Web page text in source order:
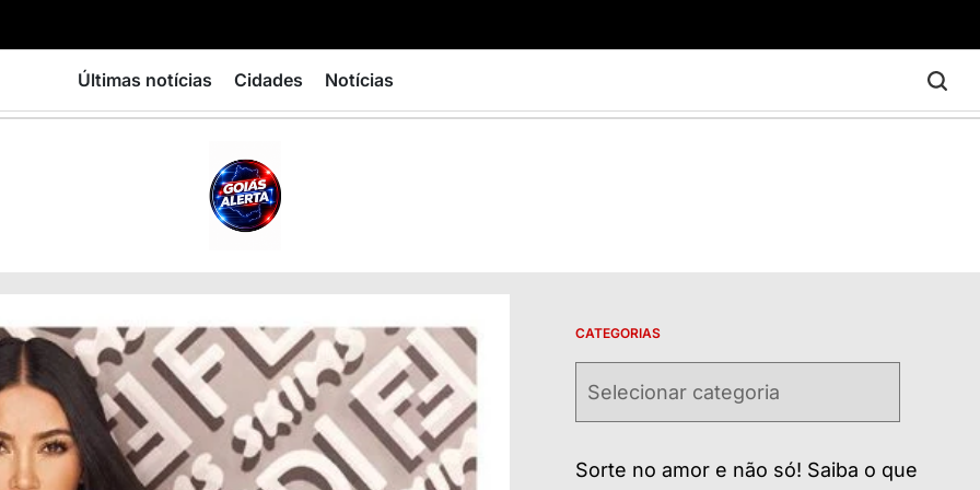
Últimas notícias Cidades Notícias
ALERTA
CATEGORIAS
Sorte no amor e não só! Saiba o que